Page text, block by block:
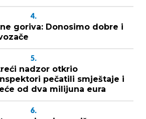
4.
goriva: Donosimo dobre i
5.
nadzor otkrio
pečatili smještaje i
od dva milijuna eura
6.